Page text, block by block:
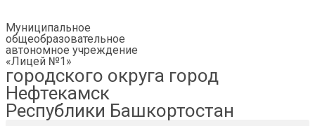
Муниципальное
общеобразовательное
автономное учреждение
«Лицей №1»
городского округа город
Нефтекамск
Республики Башкортостан